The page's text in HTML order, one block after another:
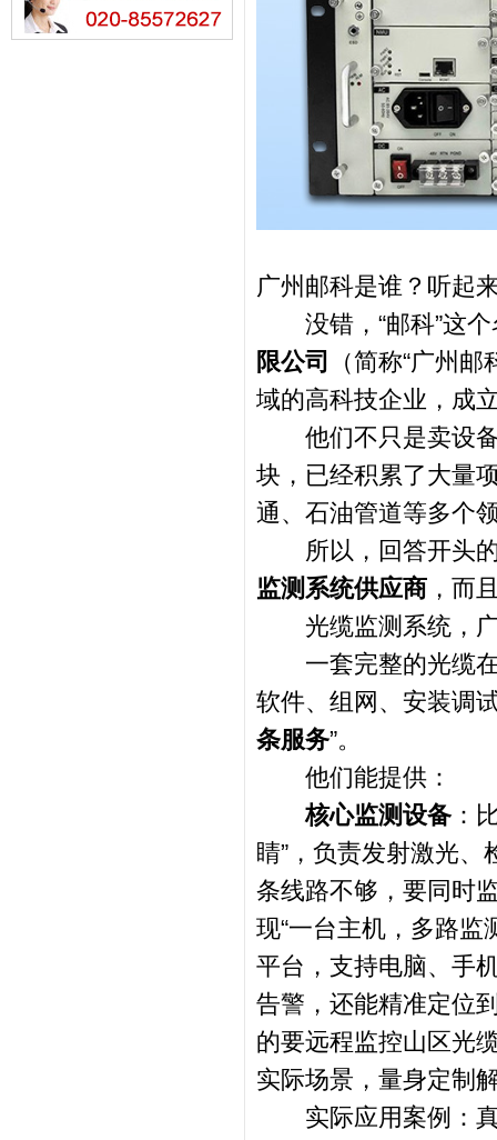
广州邮科是谁？听起
没错，“邮科”这个
限公司
（简称“广州
域的高科技企业，成
他们不只是卖设备
块，已经积累了大量
通、石油管道等多个
所以，回答开头
监测系统供应商 ，而
光缆监测系统，广
一套完整的光缆在
软件、组网、安装调
条服务”。
他们能提供：
核心监测设备：
睛”，负责发射激光
条线路不够，要同时
现“一台主机，多路监
平台，支持电脑、手
告警，还能精准定位
的要远程监控山区光
实际场景，量身定制
实际应用案例：真